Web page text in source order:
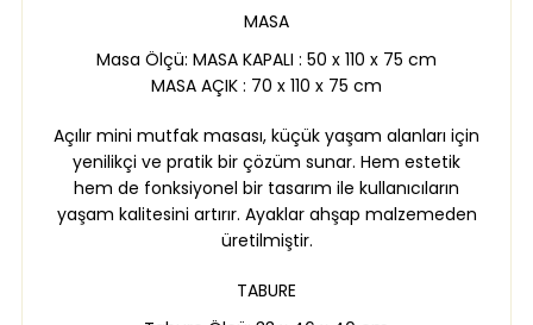
MASA
Masa Ölçü: MASA KAPALI : 50 x 110 x 75 cm
MASA AÇIK : 70 x 110 x 75 cm
Açılır mini mutfak masası, küçük yaşam alanları için
yenilikçi ve pratik bir çözüm sunar. Hem estetik
hem de fonksiyonel bir tasarım ile kullanıcıların
yaşam kalitesini artırır. Ayaklar ahşap malzemeden
üretilmiştir.
TABURE